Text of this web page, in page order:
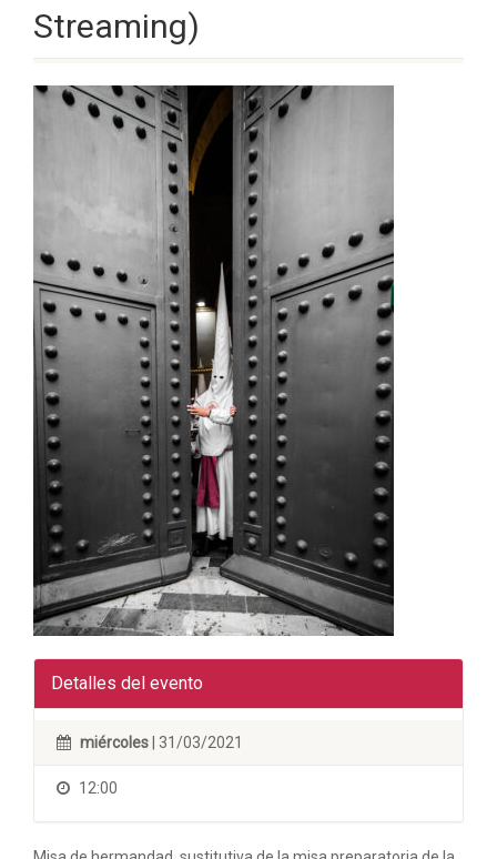
Streaming)
Detalles del evento
miércoles | 31/03/2021
12:00